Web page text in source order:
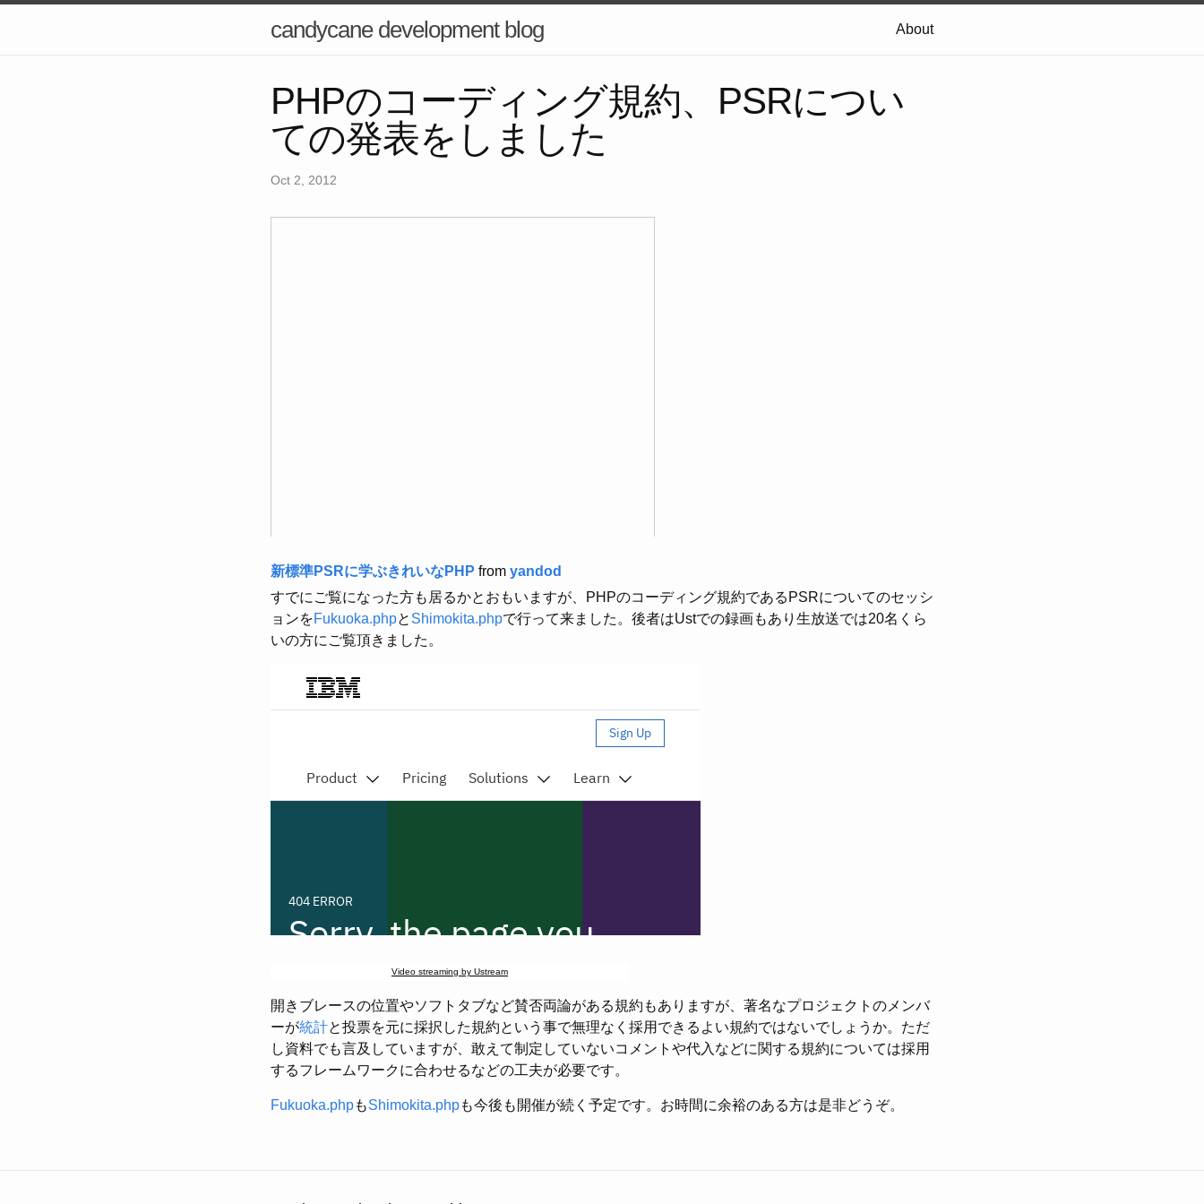
candycane development blog About
PHPのコーディング規約、PSRについ
ての発表をしました
Oct 2, 2012
新標準PSRに学ぶきれいなPHP from yandod
すでにご覧になった方も居るかとおもいますが、PHPのコーディング規約であるPSRについてのセッシ
ョンをFukuoka.phpと Shimokita.phpで行って来ました。後者はUstでの録画もあり生放送では20名くら
いの方にご覧頂きました。
Video streaming by Ustream
開きブレースの位置やソフトタブなど賛否両論がある規約もありますが、著名なプロジェクトのメンバ
ーが統計と投票を元に採択した規約という事で無理なく採用できるよい規約ではないでしょうか。ただ
し資料でも言及していますが、敢えて制定していないコメントや代入などに関する規約については採用
するフレームワークに合わせるなどの工夫が必要です。
Fukuoka.phpもShimokita.phpも今後も開催が続く予定です。お時間に余裕のある方は是非どうぞ。